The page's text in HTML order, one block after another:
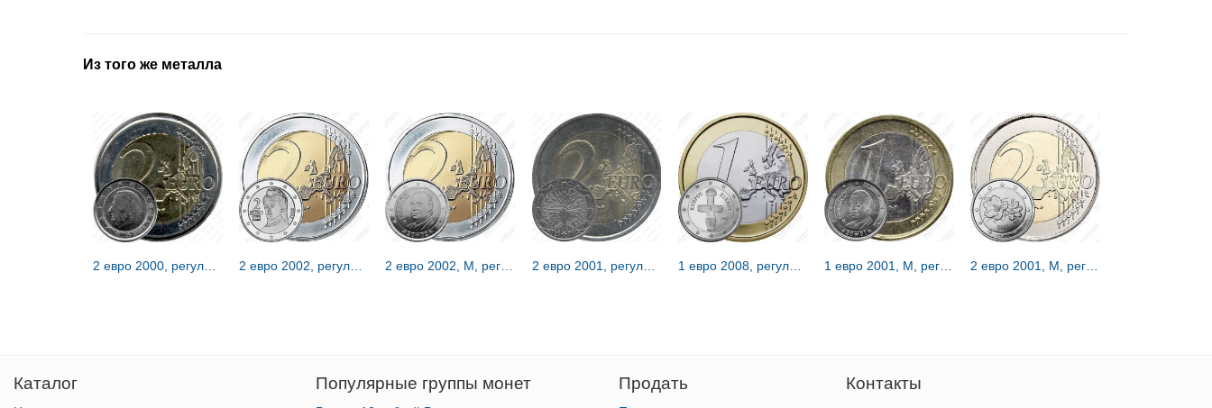
Из того же металла
2 евро 2001, регулярный чекан Франции [Франция] 1 евро 2008, регулярный чекан Кипра [Кипр]
Каталог Популярные группы монет Продать Контакты